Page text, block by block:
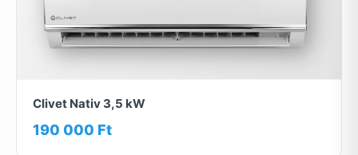
Clivet Nativ 3,5 kW
190 000 Ft